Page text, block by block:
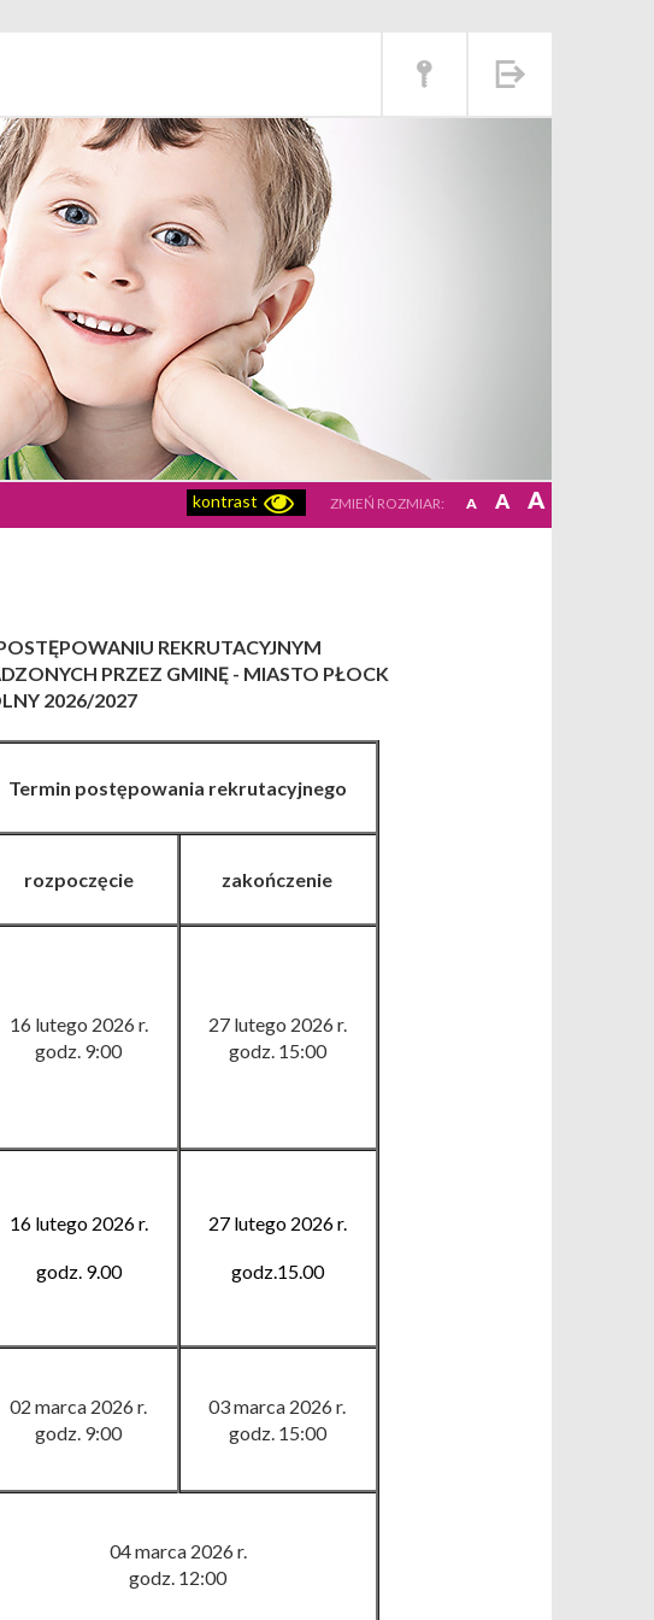
ZMIEŃ ROZMIAR: A A A
kontrast
REKRUTACYJNYM
PRZEZ GMINĘ - MIASTO PŁOCK
2026/2027
Termin postępowania rekrutacyjnego
rozpoczęcie zakończenie
16 lutego 2026 r.
godz. 9:00
27 lutego 2026 r.
godz. 15:00
16 lutego 2026 r.
godz. 9.00
27 lutego 2026 r.
godz.15.00
02 marca 2026 r.
godz. 9:00
03 marca 2026 r.
godz. 15:00
04marca 2026 r.
godz. 12:00